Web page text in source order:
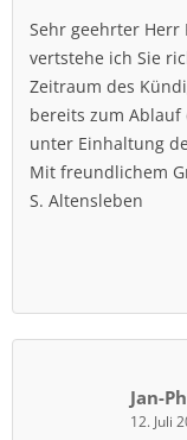
Sehr geehrter Herr
vertstehe ich Sie
Zeitraum des
bereits zum
unter Einhaltung
Mit freundlichem
S. Altensleben
Jan-
12. Juli